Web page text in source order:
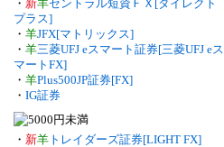
・ 新羊セントラル短資ＦＸ[ダイレクト
プラス]
・ 羊JFX[マトリックス]
・ 羊三菱UFJ eスマート証券[三菱UFJ eス
マートFX]
・ 羊Plus500JP証券[FX]
・ IG証券
・ 新羊 トレイダーズ証券[LIGHT FX]